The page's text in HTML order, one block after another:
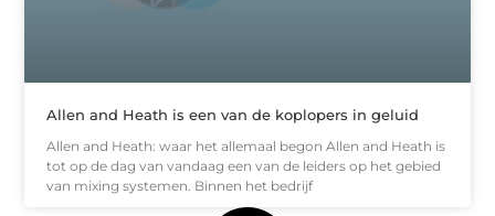
Allen and Heath is een van de koplopers in geluid
Allen and Heath: waar het allemaal begon Allen and Heath is
tot op de dag van vandaag een van de leiders op het gebied
van mixing systemen. Binnen het bedrijf